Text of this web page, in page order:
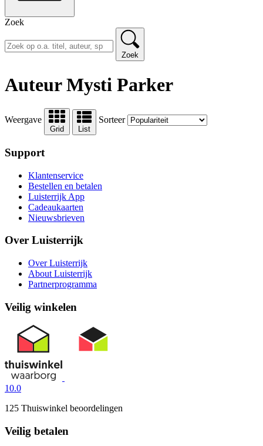
Zoek
Zoek
Auteur Mysti Parker
Weergave
Grid List
Sorteer
Support
Klantenservice
Bestellen en betalen
Luisterrijk App
Cadeaukaarten
Nieuwsbrieven
Over Luisterrijk
Over Luisterrijk
About Luisterrijk
Partnerprogramma
Veilig winkelen
10.0
125 Thuiswinkel beoordelingen
Veilig betalen